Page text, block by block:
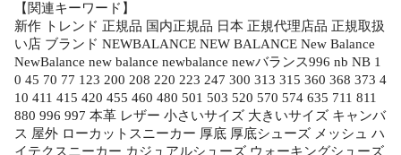
【関連キーワード】
新作 トレンド 正規品 国内正規品 日本 正規代理店品 正規取扱
い店 ブランド NEWBALANCE NEW BALANCE New Balance
NewBalance new balance newbalance newバランス996 nb NB 1
0 45 70 77 123 200 208 220 223 247 300 313 315 360 368 373 4
10 411 415 420 455 460 480 501 503 520 570 574 635 711 811
880 996 997 本革 レザー 小さいサイズ 大きいサイズ キャンバ
ス 屋外 ローカットスニーカー 厚底 厚底シューズ メッシュ ハ
イテクスニーカー カジュアルシューズ ウォーキングシューズ